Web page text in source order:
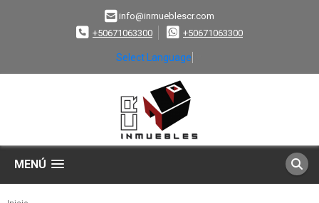
info@inmueblescr.com
+50671063300
+50671063300
Select Language
MENÚ